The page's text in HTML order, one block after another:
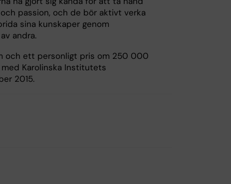
passion, och de bör aktivt verka
sina kunskaper genom
andra.
och ett personligt pris om 250 000
Karolinska Institutets
2015.